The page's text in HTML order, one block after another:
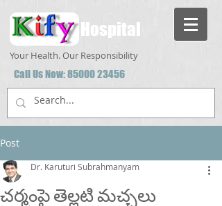
Hospital
Your Health. Our Responsibility
Call Us Now:85000 23456
Post
చర్మంపై తెల్లటి మచ్చలు
Dr. Karuturi Subrahmanyam